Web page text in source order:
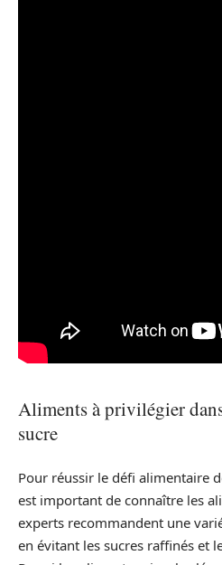
Aliments à privilégier
sucre
Pour réussir le défi alimentaire
est important de connaître les
experts recommandent une
en évitant les sucres raffinés et